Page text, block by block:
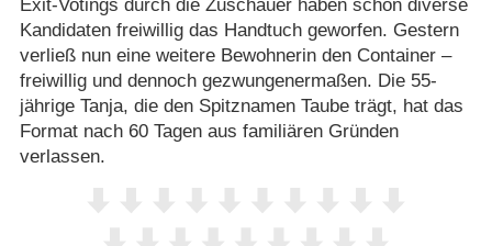
Exit-Votings durch die Zuschauer haben schon diverse
Kandidaten freiwillig das Handtuch geworfen. Gestern
verließ nun eine weitere Bewohnerin den Container –
freiwillig und dennoch gezwungenermaßen. Die 55-
jährige Tanja, die den Spitznamen Taube trägt, hat das
Format nach 60 Tagen aus familiären Gründen
verlassen.